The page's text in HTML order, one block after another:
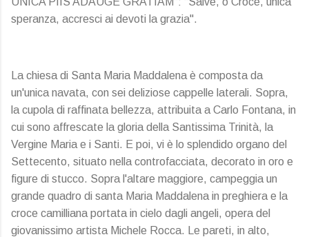
speranza, accresci ai devoti la grazia".
La chiesa di Santa Maria Maddalena è composta da
un'unica navata, con sei deliziose cappelle laterali. Sopra,
la cupola di raffinata bellezza, attribuita a Carlo Fontana, in
cui sono affrescate la gloria della Santissima Trinità, la
Vergine Maria e i Santi. E poi, vi è lo splendido organo del
Settecento, situato nella controfacciata, decorato in oro e
figure di stucco. Sopra l'altare maggiore, campeggia un
grande quadro di santa Maria Maddalena in preghiera e la
croce camilliana portata in cielo dagli angeli, opera del
giovanissimo artista Michele Rocca. Le pareti, in alto,